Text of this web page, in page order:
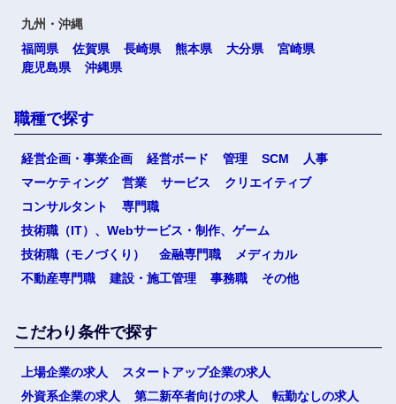
九州・沖縄
福岡県
佐賀県 長崎県 熊本県 大分県
宮崎県
鹿児島県
沖縄県
職種で探す
経営企画・事業企画 経営ボード 管理 SCM
人事
マーケティング
営業 サービス
クリエイティブ
コンサルタント
専門職
技術職（IT）、Webサービス・制作、ゲーム
技術職（モノづくり）
金融専門職
メディカル
不動産専門職
建設・施工管理 事務職 その他
こだわり条件で探す
上場企業の求人
スタートアップ企業の求人
外資系企業の求人
第二新卒者向けの求人
転勤なしの求人